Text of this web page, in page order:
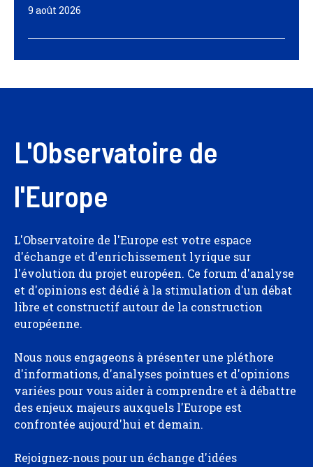
9 août 2026
L'Observatoire de
l'Europe
L'Observatoire de l'Europe est votre espace
d'échange et d'enrichissement lyrique sur
l'évolution du projet européen. Ce forum d'analyse
et d'opinions est dédié à la stimulation d'un débat
libre et constructif autour de la construction
européenne.
Nous nous engageons à présenter une pléthore
d'informations, d'analyses pointues et d'opinions
variées pour vous aider à comprendre et à débattre
des enjeux majeurs auxquels l'Europe est
confrontée aujourd'hui et demain.
Rejoignez-nous pour un échange d'idées